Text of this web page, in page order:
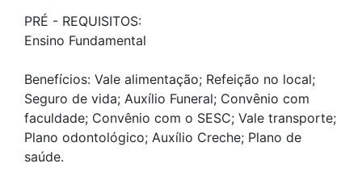
PRÉ - REQUISITOS:
Ensino Fundamental
Benefícios: Vale alimentação; Refeição no local;
Seguro de vida; Auxílio Funeral; Convênio com
faculdade; Convênio com o SESC; Vale transporte;
Plano odontológico; Auxílio Creche; Plano de
saúde.